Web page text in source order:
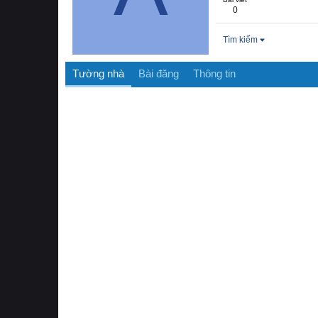
0
Tìm kiếm
Tường nhà Bài đăng Thông tin